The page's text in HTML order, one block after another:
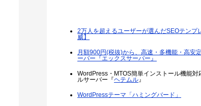
2万人を超えるユーザーが選んだSEOテンプ
威】
月額900円(税抜)から、高速・多機能・高安
ーバー『エックスサーバー』
WordPress・MTOS簡単インストール機能対
ルサーバー『ヘテムル』
WordPressテーマ「ハミングバード」